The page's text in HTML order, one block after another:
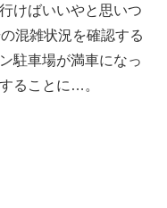
けばいいやと思いつ
混雑状況を確認する
駐車場が満車になっ
ることに…。